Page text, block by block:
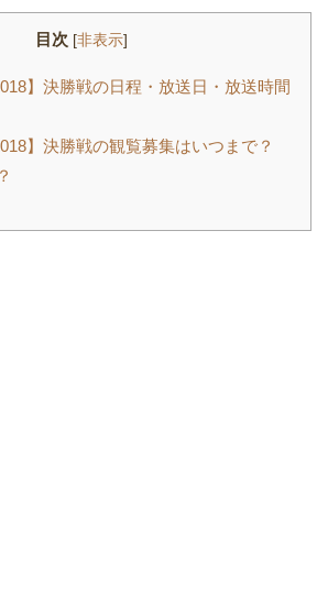
目次 [非表示]
】決勝戦の日程・放送日・放送時間
】決勝戦の観覧募集はいつまで？